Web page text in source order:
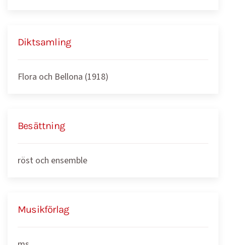
Diktsamling
Flora och Bellona (1918)
Besättning
röst och ensemble
Musikförlag